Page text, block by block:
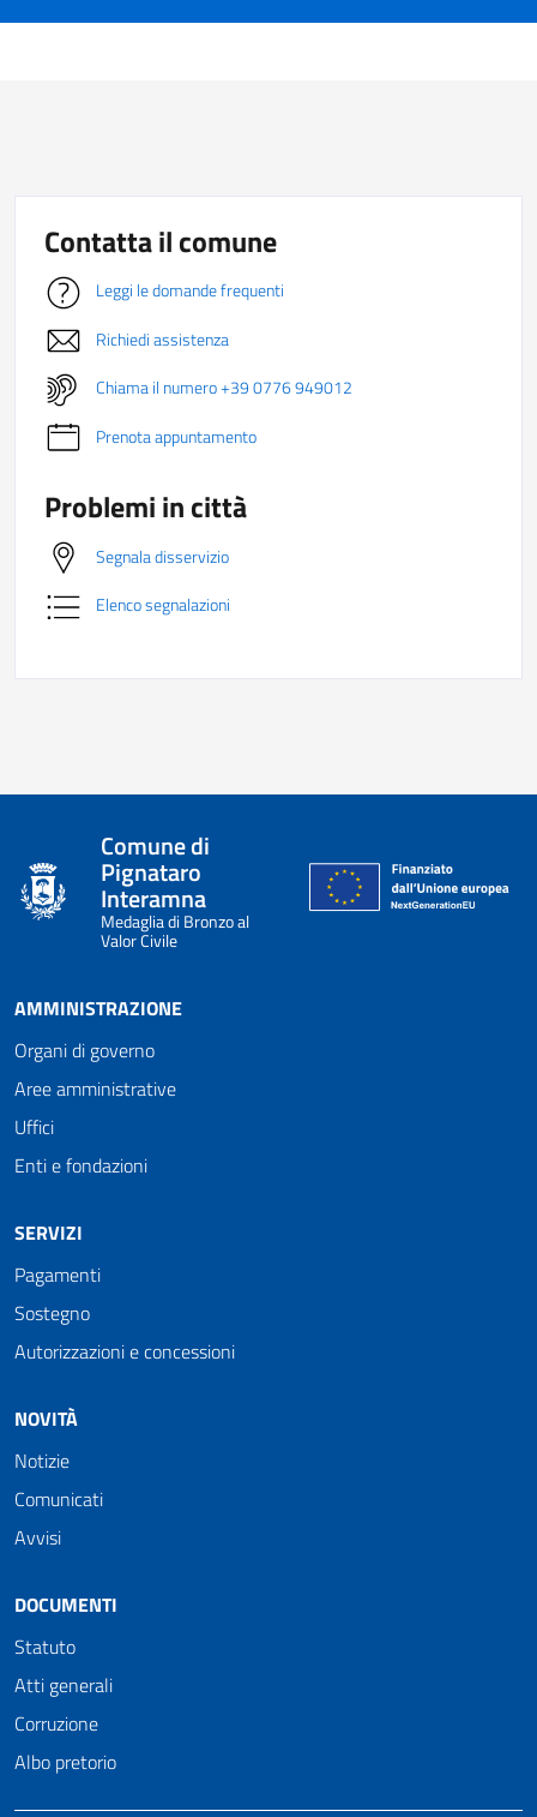
Contatta il comune
Leggi le domande frequenti
Richiedi assistenza
Chiama il numero +39 0776 949012
Prenota appuntamento
Problemi in città
Segnala disservizio
Elenco segnalazioni
Comune di
Pignataro
Interamna
Medaglia di Bronzo al
Valor Civile
AMMINISTRAZIONE
Organi di governo
Aree amministrative
Uffici
Enti e fondazioni
SERVIZI
Pagamenti
Sostegno
Autorizzazioni e concessioni
NOVITÀ
Notizie
Comunicati
Avvisi
DOCUMENTI
Statuto
Atti generali
Corruzione
Albo pretorio